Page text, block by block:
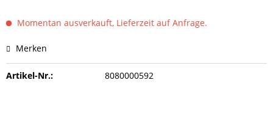
Momentan ausverkauft, Lieferzeit auf Anfrage.
Merken
Artikel-Nr.: 8080000592